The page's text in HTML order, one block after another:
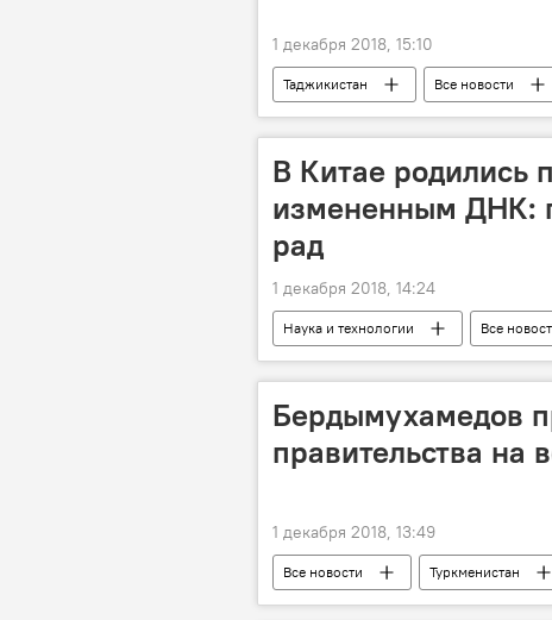
1 декабря 2018, 15:10
Таджикистан Все новости
В Китае родились
измененным ДНК:
рад
1 декабря 2018, 14:24
Наука и технологии Все
Бердымухамедов
правительства на
1 декабря 2018, 13:49
Все новости Туркменистан